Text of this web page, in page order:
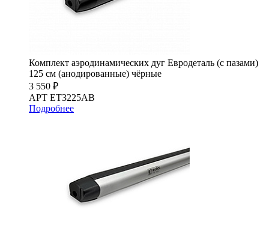
Комплект аэродинамических дуг Евродеталь (с пазами)
125 см (анодированные) чёрные
3 550 ₽
АРТ ET3225AB
Подробнее